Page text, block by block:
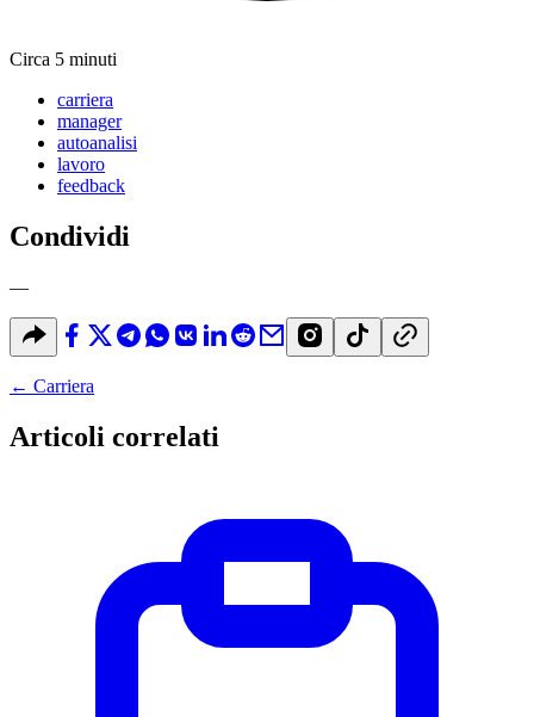
Circa 5 minuti
carriera
manager
autoanalisi
lavoro
feedback
Condividi
—
← Carriera
Articoli correlati